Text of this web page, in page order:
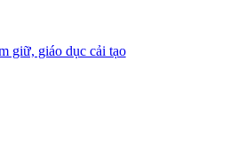
giữ, giáo dục cải tạo